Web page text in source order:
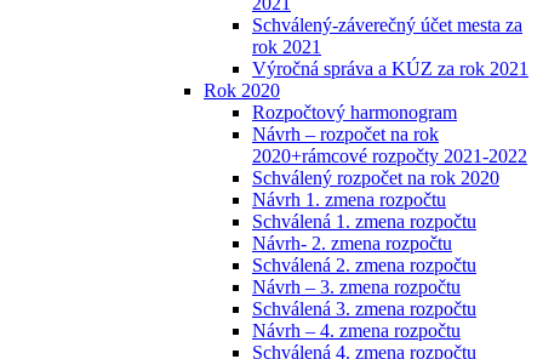
Schválený-záverečný účet mesta za
rok 2021
Výročná správa a KÚZ za rok 2021
Rok 2020
Rozpočtový harmonogram
Návrh – rozpočet na rok
2020+rámcové rozpočty 2021-2022
Schválený rozpočet na rok 2020
Návrh 1. zmena rozpočtu
Schválená 1. zmena rozpočtu
Návrh- 2. zmena rozpočtu
Schválená 2. zmena rozpočtu
Návrh – 3. zmena rozpočtu
Schválená 3. zmena rozpočtu
Návrh – 4. zmena rozpočtu
Schválená 4. zmena rozpočtu